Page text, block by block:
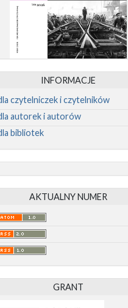
INFORMACJE
czytelniczek i czytelników
autorek i autorów
bibliotek
AKTUALNY NUMER
GRANT